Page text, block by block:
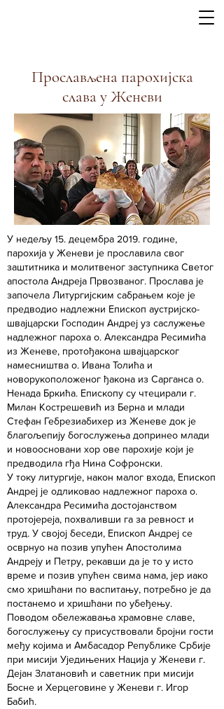
Прослављена парохијска
слава у Женеви
У недељу 15. децембра 2019. године,
парохија у Женеви је прославила свог
заштитника и молитвеног заступника Светог
апостола Андреја Првозваног. Прослава је
започела Литургијским сабрањем које је
предводио надлежни Епископ аустријско-
швајцарски Господин Андреј уз саслужење
надлежног пароха о. Александра Ресимића
из Женеве, протођакона швајцарског
намесништва о. Ивана Толића и
новорукоположеног ђакона из Сарганса о.
Ненада Бркића. Епископу су чтецирали г.
Милан Кострешевић из Берна и млади
Стефан Гебрезиабихер из Женеве док је
благољепију богослужења допринео млади
и новоосновани хор ове парохије који је
предводила гђа Нина Софронски.
У току литургије, након малог входа, Епископ
Андреј је одликовао надлежног пароха о.
Александра Ресимића достојанством
протојереја, похваливши га за ревност и
труд. У својој беседи, Епископ Андреј се
осврнуо на позив упућен Апостолима
Андреју и Петру, рекавши да је то у исто
време и позив упућен свима нама, јер иако
смо хришћани по васпитању, потребно је да
постанемо и хришћани по убеђењу.
Поводом обележавања храмовне славе,
богослужењу су присуствовали бројни гости
међу којима и Амбасадор Републике Србије
при мисији Уједињених Нација у Женеви г.
Дејан Златановић и саветник при мисији
Босне и Херцеговине у Женеви г. Игор
Бабић.